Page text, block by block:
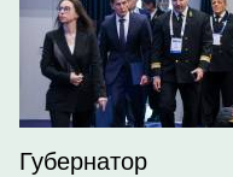
Губернатор